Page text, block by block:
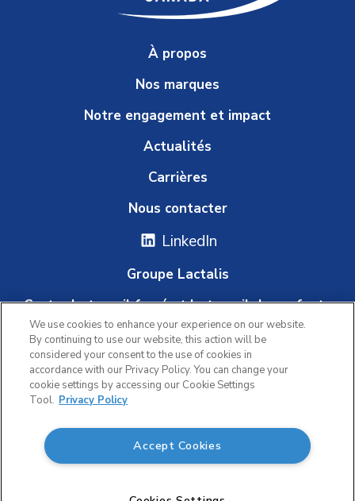
À propos
Nos marques
Notre engagement et impact
Actualités
Carrières
Nous contacter
LinkedIn
Groupe Lactalis
Contre le travail forcé et le travail des enfants
Plateforme d'alerte
Politique de confidentialité
Conditions d'utilisation | Accessibilité
We use cookies to enhance your experience on our website.
By continuing to use our website, this action will be
considered your consent to the use of cookies in
accordance with our Privacy Policy. You can change your
cookie settings by accessing our Cookie Settings
Tool. Privacy Policy
Accept Cookies